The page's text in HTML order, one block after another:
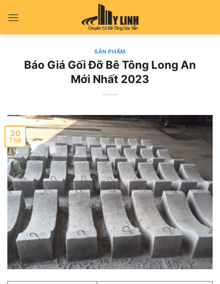
qua
SẢN PHẨM
Báo Giá Gối Đỡ Bê Tông Long An
Mới Nhất 2023
30
Th8